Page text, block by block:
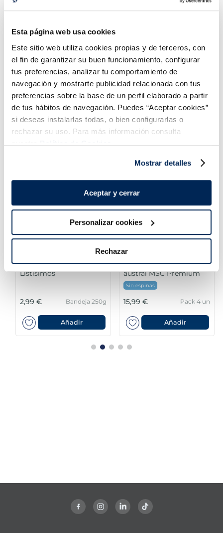
Esta página web usa cookies
Este sitio web utiliza cookies propias y de terceros, con
el fin de garantizar su buen funcionamiento, configurar
tus preferencias, analizar tu comportamiento de
navegación y mostrarte publicidad relacionada con tus
preferencias sobre la base de un perfil elaborado a partir
de tus hábitos de navegación. Puedes “Aceptar cookies”
si deseas instalarlas todas, o bien configurarlas o
rechazar su uso. Para más información consulta
nuestraPolítica de Cookies.
Mostrar detalles
Aceptar y cerrar
Personalizar cookies
Rechazar
Mini rollitos primavera
3,49 € Caja 300g
Añadir
Alitas de pollo barbacoa
Añadir
¡Combínalo y hazte un menú de 10!
Merluza con salsa verde
Listísimos
2,99 € Bandeja 250g
Añadir
Lomos de merluza
austral MSC Premium
Sin espinas
15,99 € Pack 4 un
Añadir